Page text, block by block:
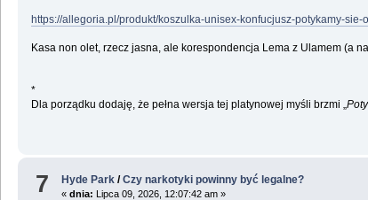
https://allegoria.pl/produkt/koszulka-unisex-konfucjusz-potykamy-sie-
Kasa non olet, rzecz jasna, ale korespondencja Lema z Ulamem (a
*
Dla porządku dodaję, że pełna wersja tej platynowej myśli brzmi „
7 Hyde Park /Czy narkotyki powinny być legalne?
«dnia: Lipca 09, 2026, 12:07:42 am »